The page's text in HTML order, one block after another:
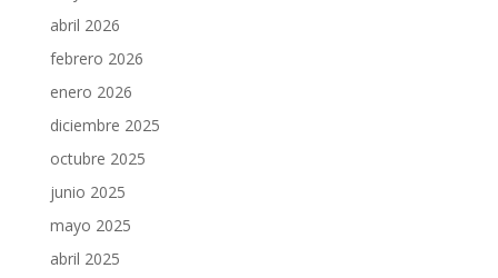
abril 2026
febrero 2026
enero 2026
diciembre 2025
octubre 2025
junio 2025
mayo 2025
abril 2025